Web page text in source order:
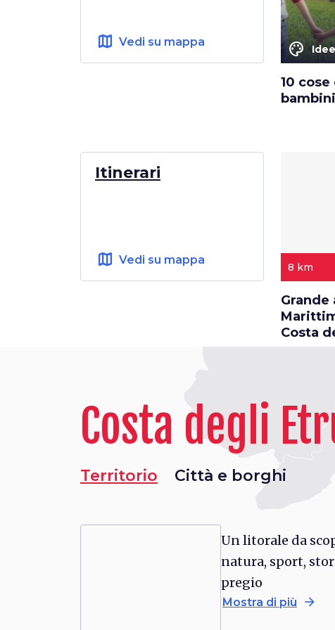
map Vedi su mappa color_lens Idee
10
Itinerari
map Vedi su mappa
8 km
Grande
Costa
Costa degli
Territorio Città e borghi
Un litorale da
natura, sport,
pregio
Mostra di più arrow_forward